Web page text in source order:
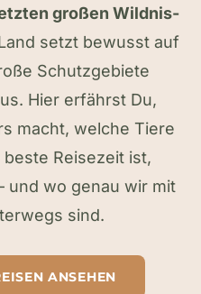
großen Wildnis-
setzt bewusst auf
Schutzgebiete
Hier erfährst Du,
macht, welche Tiere
Reisezeit ist,
wo genau wir mit
sind.
ANSEHEN